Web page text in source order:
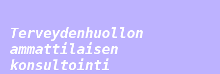
Terveydenhuollon
ammattilaisen
konsultointi